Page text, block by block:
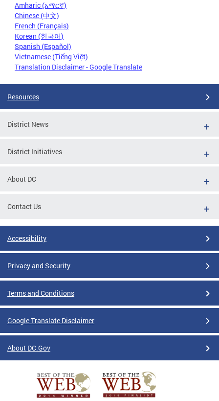
Amharic (አማርኛ)
Chinese (中文)
French (Français)
Korean (한국어)
Spanish (Español)
Vietnamese (Tiếng Việt)
Translation Disclaimer - Google Translate
Resources
District News
District Initiatives
About DC
Contact Us
Accessibility
Privacy and Security
Terms and Conditions
Google Translate Disclaimer
About DC.Gov